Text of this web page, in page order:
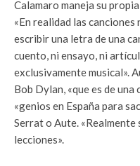
Calamaro maneja su
«En realidad las
escribir una letra de una
cuento, ni ensayo, ni
exclusivamente musical».
Bob Dylan, «que es de una
«genios en España para
Serrat o Aute.
lecciones».